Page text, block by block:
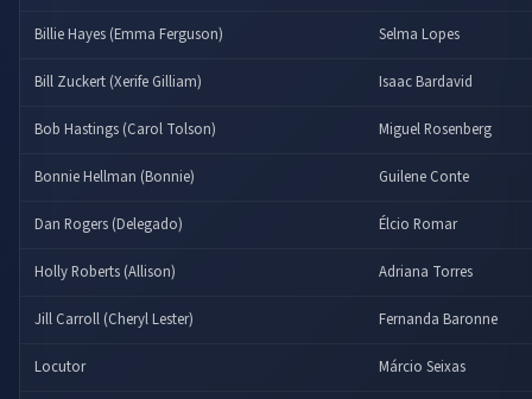
Billie Hayes (Emma Ferguson) Selma Lopes
Bill Zuckert (Xerife Gilliam) Isaac Bardavid
Bob Hastings (Carol Tolson) Miguel Rosenberg
Bonnie Hellman (Bonnie) Guilene Conte
Dan Rogers (Delegado) Élcio Romar
Holly Roberts (Allison) Adriana Torres
Jill Carroll (Cheryl Lester) Fernanda Baronne
Locutor Márcio Seixas